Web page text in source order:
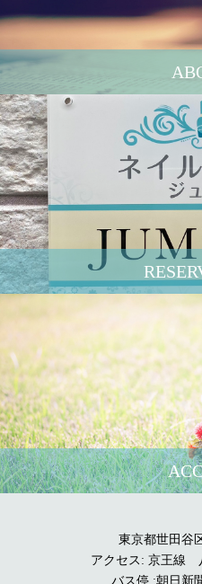
東京都世田谷
アクセス: 京王線
バス停 :朝日新